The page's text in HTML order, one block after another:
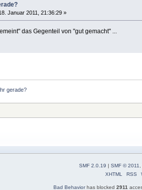
Januar 2011, 21:36:29 »
das Gegenteil von "gut gemacht" ...
gerade?
SMF 2.0.19 | SMF © 2011
XHTML
RSS
Bad Behaviorhas blocked 2911